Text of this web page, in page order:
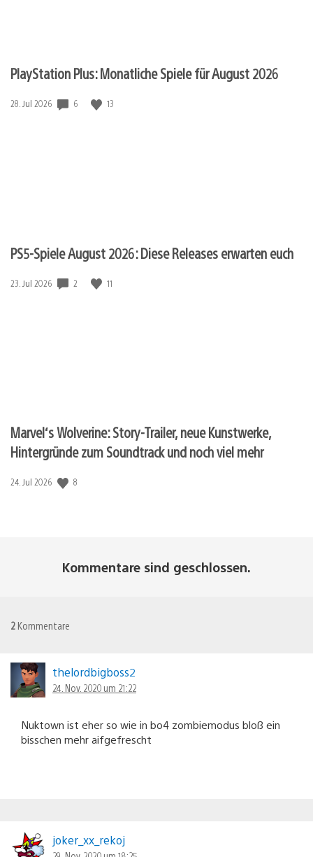
PlayStation Plus: Monatliche Spiele für August 2026
Veröffentlichungsdatum:
28. Jul 2026 6 13
PS5-Spiele August 2026: Diese Releases erwarten euch
Veröffentlichungsdatum:
23. Jul 2026 2 11
Marvel‘s Wolverine: Story-Trailer, neue Kunstwerke,
Hintergründe zum Soundtrack und noch viel mehr
Veröffentlichungsdatum:
24. Jul 2026 8
Kommentare sind geschlossen.
2 Kommentare
thelordbigboss2
24. Nov. 2020 um 21:22
Nuktown ist eher so wie in bo4 zombiemodus bloß ein
bisschen mehr aifgefrescht
joker_xx_rekoj